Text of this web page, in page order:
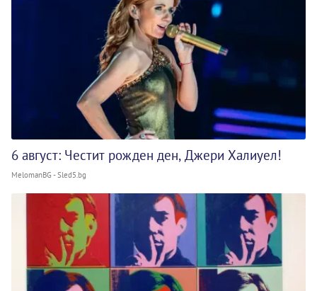
6 август: Честит рожден ден, Джери Халиуел!
MelomanBG - Sled5.bg